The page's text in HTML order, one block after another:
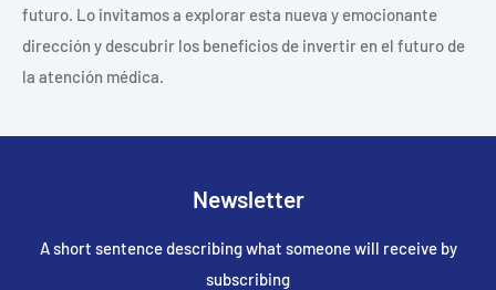
futuro. Lo invitamos a explorar esta nueva y emocionante
dirección y descubrir los beneficios de invertir en el futuro de
la atención médica.
Newsletter
A short sentence describing what someone will receive by
subscribing